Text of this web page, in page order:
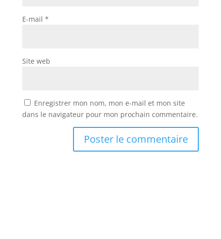
E-mail *
Site web
Enregistrer mon nom, mon e-mail et mon site
dans le navigateur pour mon prochain commentaire.